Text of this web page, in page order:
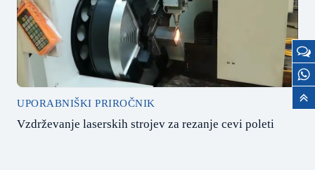
UPORABNIŠKI PRIROČNIK
Vzdrževanje laserskih strojev za rezanje cevi poleti